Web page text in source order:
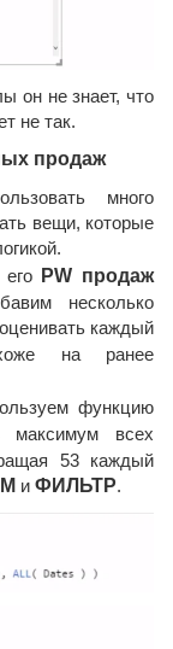
он не знает, что
не так.
продаж
много
вещи, которые
PW продаж
несколько
каждый
на ранее
функцию
всех
53 каждый
и ФИЛЬТР.